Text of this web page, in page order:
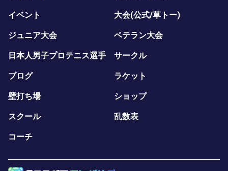
イベント 大会(公式/草トー)
ジュニア大会 ベテラン大会
日本人男子プロテニス選手 サークル
ブログ ラケット
壁打ち場 ショップ
スクール 乱数表
コーチ